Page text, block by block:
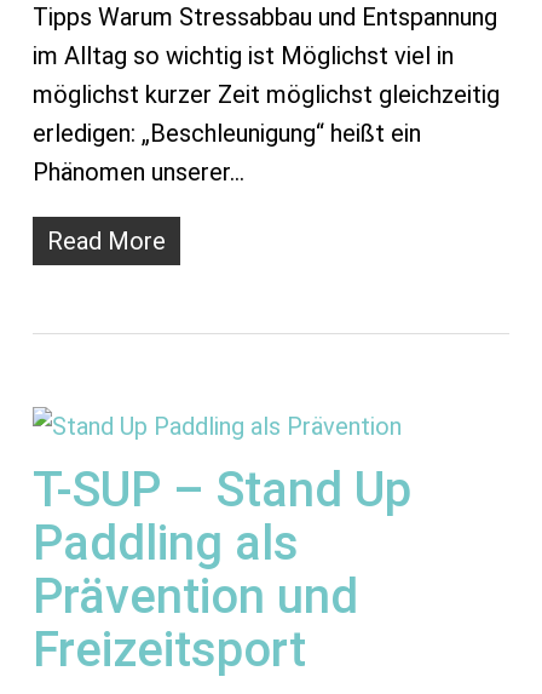
Tipps Warum Stressabbau und Entspannung
im Alltag so wichtig ist Möglichst viel in
möglichst kurzer Zeit möglichst gleichzeitig
erledigen: „Beschleunigung“ heißt ein
Phänomen unserer…
Read More
T-SUP – Stand Up
Paddling als
Prävention und
Freizeitsport